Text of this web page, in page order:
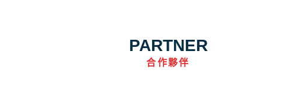
PARTNER
合作夥伴